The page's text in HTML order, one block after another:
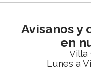
Avisanos y
en
Villa
Lunes a